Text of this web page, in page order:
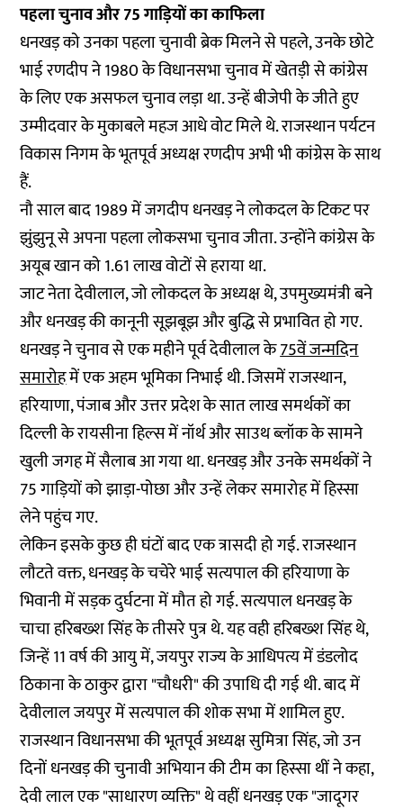
पहला चुनाव और 75 गाड़ियों का काफिला
धनखड़ को उनका पहला चुनावी ब्रेक मिलने से पहले, उनके छोटे
भाई रणदीप ने 1980 के विधानसभा चुनाव में खेतड़ी से कांग्रेस
के लिए एक असफल चुनाव लड़ा था. उन्हें बीजेपी के जीते हुए
उम्मीदवार के मुकाबले महज आधे वोट मिले थे. राजस्थान पर्यटन
विकास निगम के भूतपूर्व अध्यक्ष रणदीप अभी भी कांग्रेस के साथ
हैं.
नौ साल बाद 1989 में जगदीप धनखड़ ने लोकदल के टिकट पर
झुंझुनू से अपना पहला लोकसभा चुनाव जीता. उन्होंने कांग्रेस के
अयूब खान को 1.61 लाख वोटों से हराया था.
जाट नेता देवीलाल, जो लोकदल के अध्यक्ष थे, उपमुख्यमंत्री बने
और धनखड़ की कानूनी सूझबूझ और बुद्धि से प्रभावित हो गए.
धनखड़ ने चुनाव से एक महीने पूर्व देवीलाल के75वें जन्मदिन
समारोहमें एक अहम भूमिका निभाई थी. जिसमें राजस्थान,
हरियाणा, पंजाब और उत्तर प्रदेश के सात लाख समर्थकों का
दिल्ली के रायसीना हिल्स में नॉर्थ और साउथ ब्लॉक के सामने
खुली जगह में सैलाब आ गया था. धनखड़ और उनके समर्थकों ने
75 गाड़ियों को झाड़ा-पोछा और उन्हें लेकर समारोह में हिस्सा
लेने पहुंच गए.
लेकिन इसके कुछ ही घंटों बाद एक त्रासदी हो गई. राजस्थान
लौटते वक्त, धनखड़ के चचेरे भाई सत्यपाल की हरियाणा के
भिवानी में सड़क दुर्घटना में मौत हो गई. सत्यपाल धनखड़ के
चाचा हरिबख्श सिंह के तीसरे पुत्र थे. यह वही हरिबख्श सिंह थे,
जिन्हें 11 वर्ष की आयु में, जयपुर राज्य के आधिपत्य में डंडलोद
ठिकाना के ठाकुर द्वारा "चौधरी" की उपाधि दी गई थी. बाद में
देवीलाल जयपुर में सत्यपाल की शोक सभा में शामिल हुए.
राजस्थान विधानसभा की भूतपूर्व अध्यक्ष सुमित्रा सिंह, जो उन
दिनों धनखड़ की चुनावी अभियान की टीम का हिस्सा थीं ने कहा,
देवी लाल एक "साधारण व्यक्ति" थे वहीं धनखड़ एक "जादूगर